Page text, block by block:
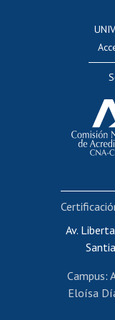
Av.
Campus:
Eloísa